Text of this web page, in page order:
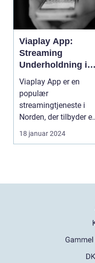
Viaplay App:
Streaming
Underholdning i
din Håndflade
Viaplay App er en
populær
streamingtjeneste i
Norden, der tilbyder et
bredt udvalg af film,
serier, ...
18 januar 2024